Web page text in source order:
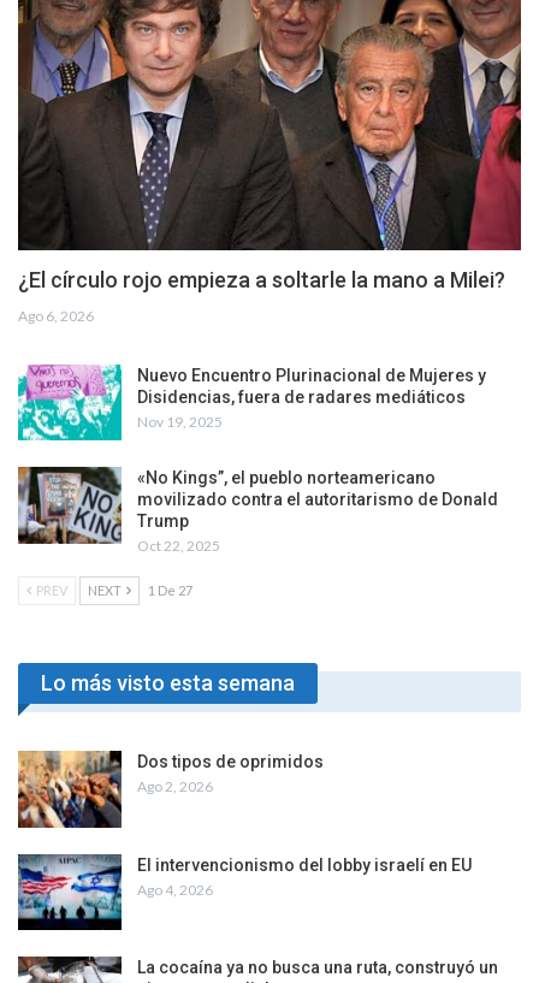
¿El círculo rojo empieza a soltarle la mano a Milei?
Ago 6, 2026
Nuevo Encuentro Plurinacional de Mujeres y
Disidencias, fuera de radares mediáticos
Nov 19, 2025
«No Kings”, el pueblo norteamericano
movilizado contra el autoritarismo de Donald
Trump
Oct 22, 2025
PREV NEXT 1 De 27
Lo más visto esta semana
Dos tipos de oprimidos
Ago 2, 2026
El intervencionismo del lobby israelí en EU
Ago 4, 2026
La cocaína ya no busca una ruta, construyó un